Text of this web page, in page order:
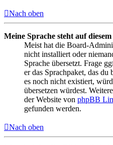
Nach oben
Meine Sprache steht auf
Meist hat die Board-
nicht installiert oder
Sprache übersetzt. Frage
er das Sprachpaket, das
es noch nicht existiert,
übersetzen würdest.
der Website von phpBB
gefunden werden.
Nach oben